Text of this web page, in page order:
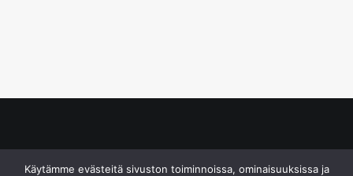
Käytämme evästeitä sivuston toiminnoissa, ominaisuuksissa ja